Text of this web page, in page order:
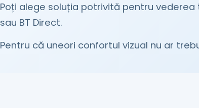
Poți alege soluția potrivită pentru
sau BT Direct.
Pentru că uneori confortul vizual nu ar